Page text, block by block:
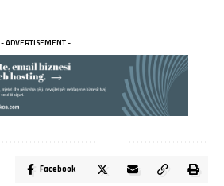
- ADVERTISEMENT -
Facebook